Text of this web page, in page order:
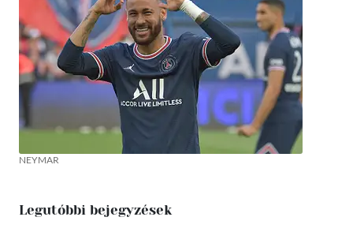
NEYMAR
Legutóbbi bejegyzések